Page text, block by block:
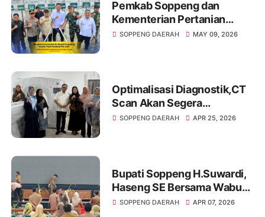
Pemkab Soppeng dan
Kementerian Pertanian
Dorong Transformasi
SOPPENG DAERAH MAY 09, 2026
Optimalisasi Diagnostik,CT
Scan Akan Segera
Operasional di RSUD
SOPPENG DAERAH APR 25, 2026
Bupati Soppeng H.Suwardi,
Haseng SE Bersama Wabup
Soppeng Ir Selle Ks Dalle
SOPPENG DAERAH APR 07, 2026